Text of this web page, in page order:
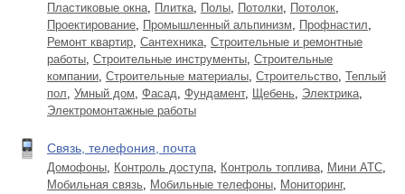
Пластиковые окна, Плитка, Полы, Потолки, Потолок,
Проектирование, Промышленный альпинизм, Профнастил,
Ремонт квартир, Сантехника, Строительные и ремонтные
работы, Строительные инструменты, Строительные
компании, Строительные материалы, Строительство, Теплый
пол, Умный дом, Фасад, Фундамент, Щебень, Электрика,
Электромонтажные работы
Связь, телефония, почта
Домофоны, Контроль доступа, Контроль топлива, Мини АТС,
Мобильная связь, Мобильные телефоны, Мониторинг,